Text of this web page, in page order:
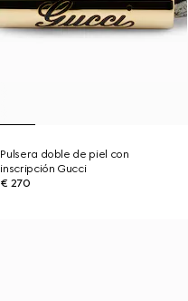
Pulsera doble de piel con
inscripción Gucci
€ 270